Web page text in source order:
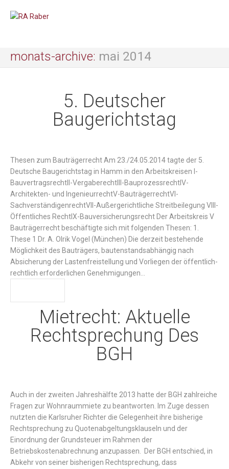
monats-archive: mai 2014
5. Deutscher
Baugerichtstag
Thesen zum Bauträgerrecht Am 23./24.05.2014 tagte der 5.
Deutsche Baugerichtstag in Hamm in den Arbeitskreisen I-
BauvertragsrechtII-VergaberechtIII-BauprozessrechtIV-
Architekten- und IngenieurrechtV-BauträgerrechtVI-
SachverständigenrechtVII-Außergerichtliche Streitbeilegung VIII-
Öffentliches RechtIX-Bauversicherungsrecht Der Arbeitskreis V
Bauträgerrecht beschäftigte sich mit folgenden Thesen: 1.
These 1 Dr. A. Olrik Vogel (München) Die derzeit bestehende
Möglichkeit des Bauträgers, bautenstandsabhängig nach
Absicherung der Lastenfreistellung und Vorliegen der öffentlich-
rechtlich erforderlichen Genehmigungen…
Mietrecht: Aktuelle
Rechtsprechung Des
BGH
Auch in der zweiten Jahreshälfte 2013 hatte der BGH zahlreiche
Fragen zur Wohnraummiete zu beantworten. Im Zuge dessen
nutzten die Karlsruher Richter die Gelegenheit ihre bisherige
Rechtsprechung zu Quotenabgeltungsklauseln und der
Einordnung der Grundsteuer im Rahmen der
Betriebskostenabrechnung anzupassen. Der BGH entschied, in
Abkehr von seiner bisherigen Rechtsprechung, dass